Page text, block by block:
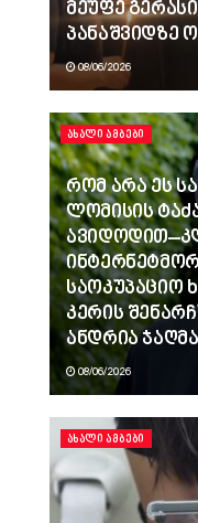
მეუფე
პანაშვიდზე
08/06/2026
ᲐᲮᲐᲚᲘ ᲐᲛᲑᲔᲑᲘ
რომ არა ეს
ლომისის
საოკუპაციო
კერის
ანდრია
08/06/2026
ᲐᲮᲐᲚᲘ ᲐᲛᲑᲔᲑᲘ